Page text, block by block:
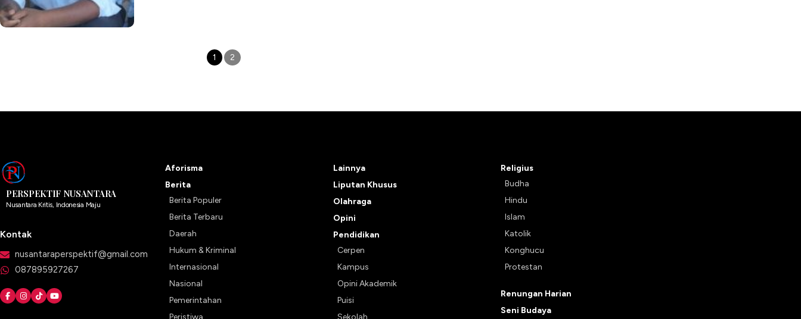
1 2
PERSPEKTIF NUSANTARA
Nusantara Kritis, Indonesia Maju
Kontak
nusantaraperspektif@gmail.com
087895927267
Aforisma
Berita
Berita Populer
Berita Terbaru
Daerah
Hukum & Kriminal
Internasional
Nasional
Pemerintahan
Peristiwa
Lainnya
Liputan Khusus
Olahraga
Opini
Pendidikan
Cerpen
Kampus
Opini Akademik
Puisi
Sekolah
Religius
Budha
Hindu
Islam
Katolik
Konghucu
Protestan
Renungan Harian
Seni Budaya